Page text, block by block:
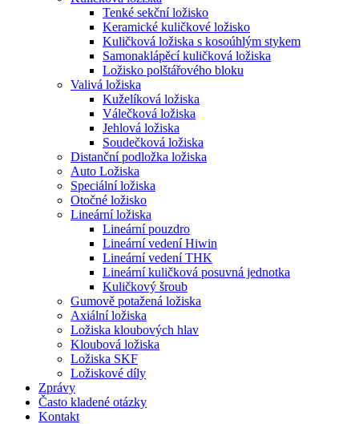
Tenké sekční ložisko
Keramické kuličkové ložisko
Kuličková ložiska s kosoúhlým stykem
Samonaklápěcí kuličková ložiska
Ložisko polštářového bloku
Valivá ložiska
Kuželíková ložiska
Válečková ložiska
Jehlová ložiska
Soudečková ložiska
Distanční podložka ložiska
Auto Ložiska
Speciální ložiska
Otočné ložisko
Lineární ložiska
Lineární pouzdro
Lineární vedení Hiwin
Lineární vedení THK
Lineární kuličková posuvná jednotka
Kuličkový šroub
Gumově potažená ložiska
Axiální ložiska
Ložiska kloubových hlav
Kloubová ložiska
Ložiska SKF
Ložiskové díly
Zprávy
Často kladené otázky
Kontakt